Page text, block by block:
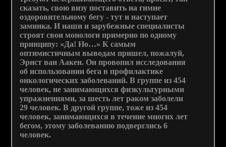
сказать, свою визу поставить на гимне
оздоровительному бегу - тут и наступает
заминка. И наши и зарубежные специалисты
строят свои монологи примерно по одному
принципу: «Да! Но…» К самым
оптимистичным выводам пришел, пожалуй,
Эрнст ван Аакен. Он провопил исследования
об использовании бега в профилактике
онкологических заболеваний. В группе из 454
человек, не занимающихся физкультурными
упражнениями, за шесть лет раком заболели
29 человек. В другой группе, тоже из 454
человек, занимающихся в течение многих лет
бегом, этому заболеванию подверглись 6
человек.